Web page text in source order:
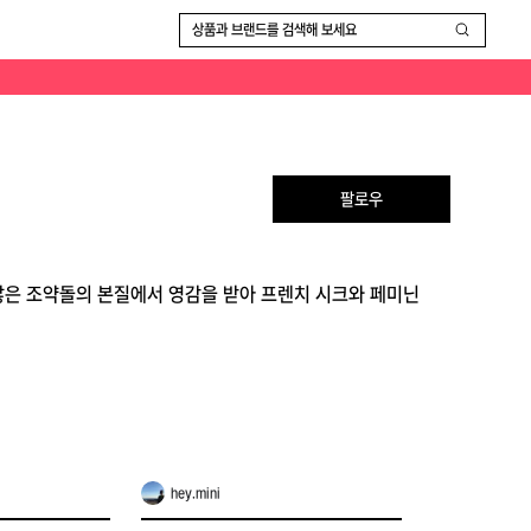
상품과 브랜드를 검색해 보세요
팔로우
조약돌의 본질에서 영감을 받아 프렌치 시크와 페미닌
hey.mini